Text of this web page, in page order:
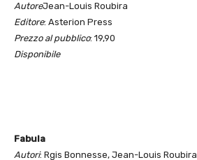
AutoreJean-Louis Roubira
Editore: Asterion Press
Prezzo al pubblico: 19,90
Disponibile
Fabula
Autori: Rgis Bonnesse, Jean-Louis Roubira